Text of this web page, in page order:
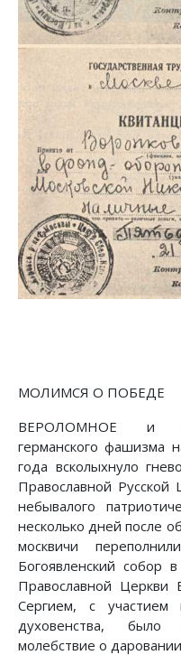
МОЛИМСЯ О ПОБЕДЕ
ВEPOЛOMHOE и
германского фашизма
года всколыхнуло
Православной
небывалого
несколько дней после
москвичи
Богоявленский собор
Православной Церкви
Сергием, с участием
духовенства, было
молебствие о